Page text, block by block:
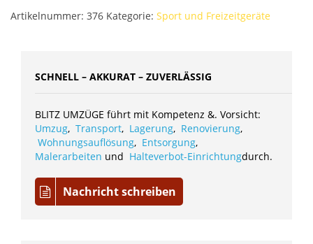
Artikelnummer: 376 Kategorie: Sport und Freizeitgeräte
SCHNELL – AKKURAT – ZUVERLÄSSIG
BLITZ UMZÜGE führt mit Kompetenz &. Vorsicht:
Umzug, Transport, Lagerung, Renovierung,
Wohnungsauflösung, Entsorgung,
Malerarbeiten und Halteverbot-Einrichtungdurch.
Nachricht schreiben